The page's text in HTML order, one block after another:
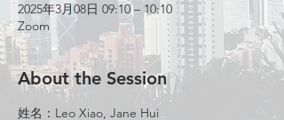
2025年3月08日 09:10 – 10:10
Zoom
About the Session
姓名：Leo Xiao, Jane Hui